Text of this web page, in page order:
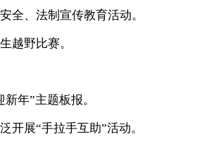
全、法制宣传教育活动。
越野比赛。
年”主题板报。
开展“手拉手互助”活动。